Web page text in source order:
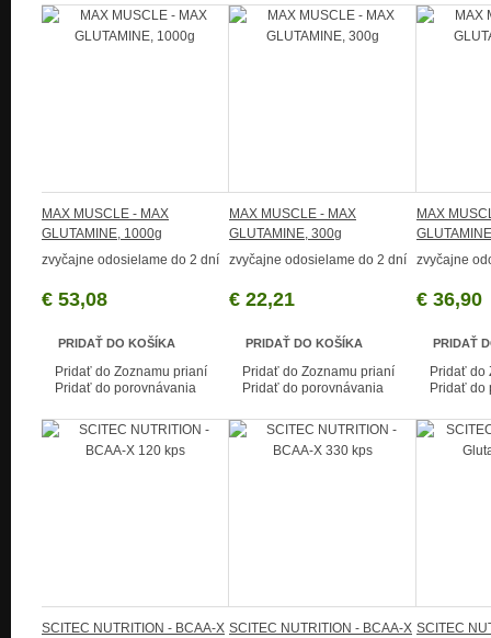
MAX MUSCLE - MAX
GLUTAMINE, 1000g
zvyčajne odosielame do 2 dní
€ 53,08
PRIDAŤ DO KOŠÍKA
Pridať do Zoznamu prianí
Pridať do porovnávania
MAX MUSCLE - MAX
GLUTAMINE, 300g
zvyčajne odosielame do 2 dní
€ 22,21
PRIDAŤ DO KOŠÍKA
Pridať do Zoznamu prianí
Pridať do porovnávania
MAX
zvyčajne
€ 36,90
PRIDAŤ
Pridať do
Pridať do
SCITEC NUTRITION - BCAA-X SCITEC NUTRITION - BCAA-X SCITEC